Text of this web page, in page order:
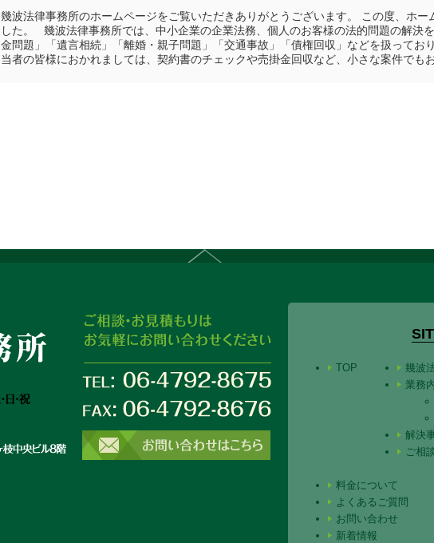
幾波法律事務所のホームページをご覧いただきありがとうございます。 この度、ホー
した。 幾波法律事務所では、中小企業の企業法務、個人のお客様の法的問題の解決
金問題」「遺言相続」「離婚・親子問題」「交通事故」「債権回収」などを扱ってお
当者の皆様におかれましては、契約書のチェックや売掛金回収など、小さな案件でも
TOP
幾波
業務
解決
ご相
料金について
よくあるご質問
お問い合わせ
新着情報